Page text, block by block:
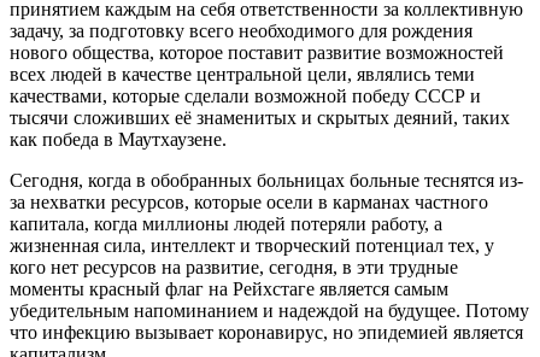
принятием каждым на себя ответственности за коллективную
задачу, за подготовку всего необходимого для рождения
нового общества, которое поставит развитие возможностей
всех людей в качестве центральной цели, являлись теми
качествами, которые сделали возможной победу СССР и
тысячи сложивших её знаменитых и скрытых деяний, таких
как победа в Маутхаузене.
Сегодня, когда в обобранных больницах больные теснятся из-
за нехватки ресурсов, которые осели в карманах частного
капитала, когда миллионы людей потеряли работу, а
жизненная сила, интеллект и творческий потенциал тех, у
кого нет ресурсов на развитие, сегодня, в эти трудные
моменты красный флаг на Рейхстаге является самым
убедительным напоминанием и надеждой на будущее. Потому
что инфекцию вызывает коронавирус, но эпидемией является